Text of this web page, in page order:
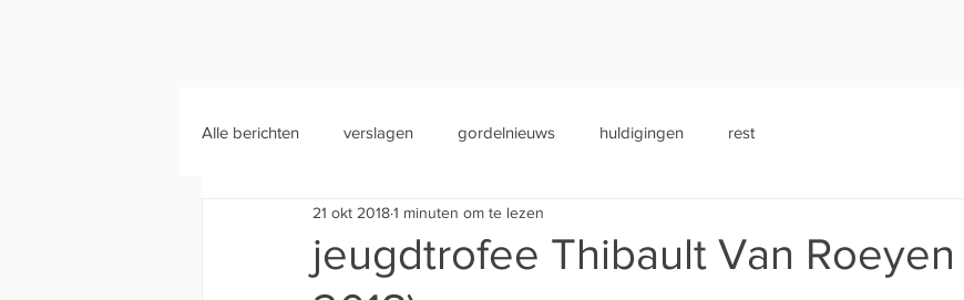
Alle berichten verslagen gordelnieuws huldigingen rest
jeugdtrofee Thibault Van Roeyen
21 okt 20181 minuten om te lezen